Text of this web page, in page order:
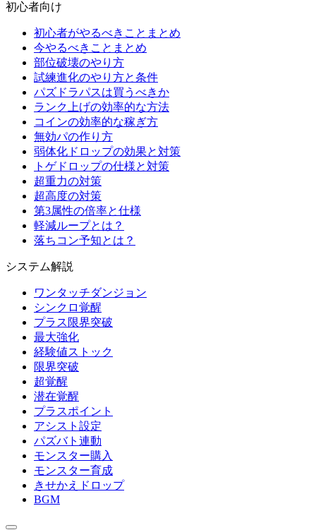
初心者向け
初心者がやるべきことまとめ
今やるべきことまとめ
部位破壊のやり方
試練進化のやり方と条件
パズドラパスは買うべきか
ランク上げの効率的な方法
コインの効率的な稼ぎ方
無効パの作り方
弱体化ドロップの効果と対策
トゲドロップの仕様と対策
超重力の対策
超高度の対策
第3属性の倍率と仕様
軽減ループとは？
落ちコン予知とは？
システム解説
ワンタッチダンジョン
シンクロ覚醒
プラス限界突破
最大強化
経験値ストック
限界突破
超覚醒
潜在覚醒
プラスポイント
アシスト設定
パズバト連動
モンスター購入
モンスター育成
きせかえドロップ
BGM